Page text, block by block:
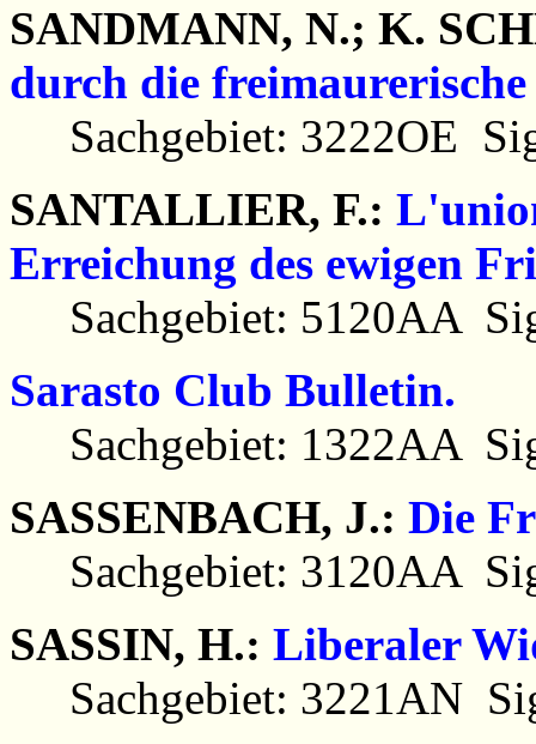
SANDMANN, N.; K.
durch die
Sachgebiet: 3222OE
SANTALLIER, F.:
Erreichung des ewigen
Sachgebiet: 5120AA
Sarasto Club Bulletin.
Sachgebiet: 1322AA
SASSENBACH, J.: Die
Sachgebiet: 3120AA
SASSIN, H.: Liberaler
Sachgebiet: 3221AN